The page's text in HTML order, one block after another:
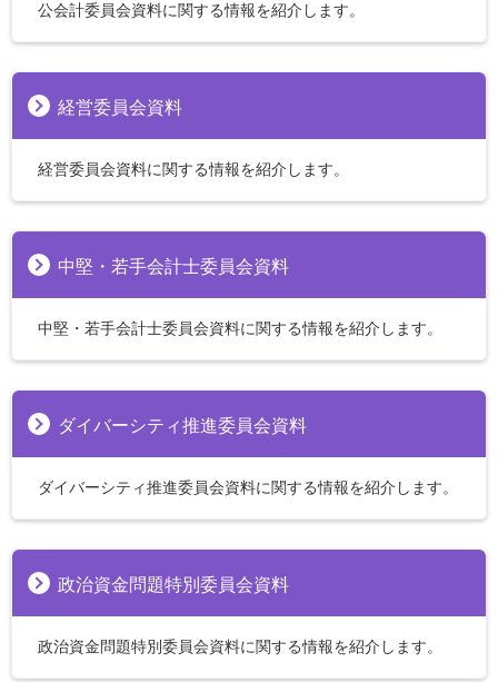
公会計委員会資料に関する情報を紹介します。
経営委員会資料
経営委員会資料に関する情報を紹介します。
中堅・若手会計士委員会資料
中堅・若手会計士委員会資料に関する情報を紹介します。
ダイバーシティ推進委員会資料
ダイバーシティ推進委員会資料に関する情報を紹介します。
政治資金問題特別委員会資料
政治資金問題特別委員会資料に関する情報を紹介します。